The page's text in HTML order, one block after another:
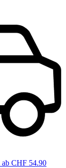
ab CHF 54.90